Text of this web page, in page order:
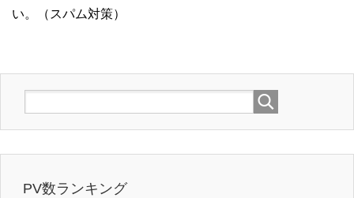
い。（スパム対策）
PV数ランキング